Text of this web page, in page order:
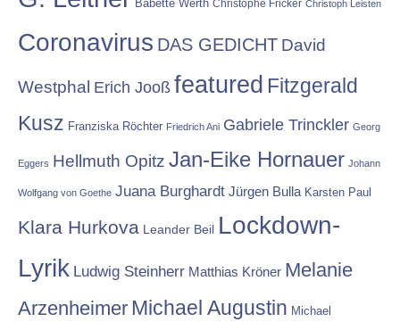
Babette Werth Christophe Fricker Christoph Leisten
Coronavirus DAS GEDICHT David
Westphal Erich Jooß featured Fitzgerald
Kusz Franziska Röchter Friedrich Ani Gabriele Trinckler Georg
Eggers Hellmuth Opitz Jan-Eike Hornauer Johann
Wolfgang von Goethe Juana Burghardt Jürgen Bulla Karsten Paul
Klara Hurkova Leander Beil Lockdown-
Lyrik Ludwig Steinherr Matthias Kröner Melanie
Arzenheimer Michael Augustin Michael